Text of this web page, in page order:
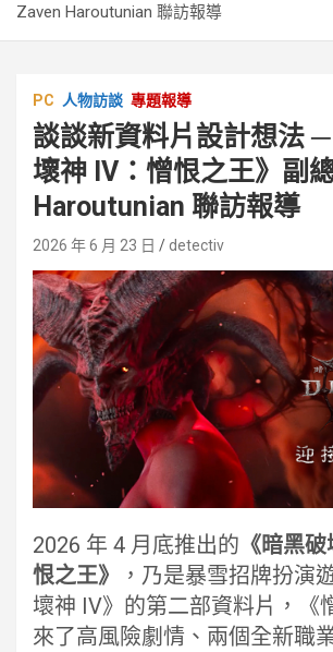
Zaven Haroutunian 聯訪報導
PC 人物訪談 專題報導
談談新資料片設計想法
壞神 IV：憎恨之王》副
Haroutunian 聯訪報導
2026 年 6 月 23 日 detectiv
2026 年 4 月底推出的 《暗黑
恨之王》
，乃是暴雪招牌扮演
壞神 IV》的第二部資料片，《
來了高風險劇情、兩個全新職